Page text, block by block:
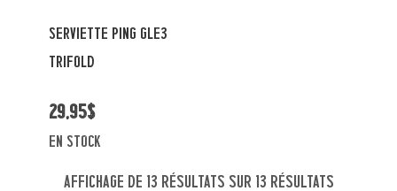
SERVIETTE PING GLE3
TRIFOLD
29,95$
en stock
Affichage de 13 résultats sur 13 résultats